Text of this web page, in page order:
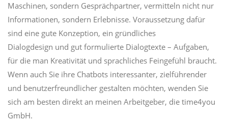
Maschinen, sondern Gesprächpartner, vermitteln nicht nur
Informationen, sondern Erlebnisse. Voraussetzung dafür
sind eine gute Konzeption, ein gründliches
Dialogdesign und gut formulierte Dialogtexte – Aufgaben,
für die man Kreativität und sprachliches Feingefühl braucht.
Wenn auch Sie ihre Chatbots interessanter, zielführender
und benutzerfreundlicher gestalten möchten, wenden Sie
sich am besten direkt an meinen Arbeitgeber, die time4you
GmbH.